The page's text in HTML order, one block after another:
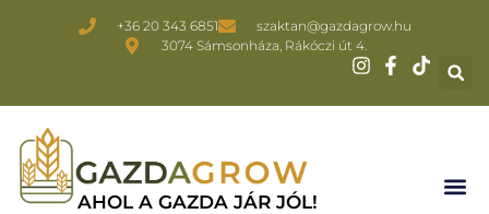
+36 20 343 6851
szaktan@gazdagrow.hu
3074 Sámsonháza, Rákóczi út 4.
AHOL A GAZDA JÁR JÓL!